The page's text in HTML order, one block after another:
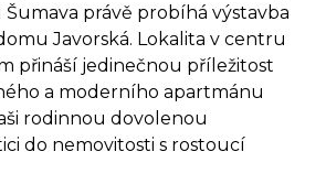
právě probíhá výstavba
Javorská. Lokalita v centru
přináší jedinečnou příležitost
a moderního apartmánu
rodinnou dovolenou
do nemovitosti s rostoucí